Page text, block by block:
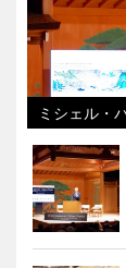
ミシェル・